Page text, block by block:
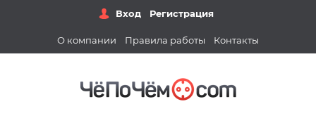
Вход Регистрация
О компании Правила работы Контакты